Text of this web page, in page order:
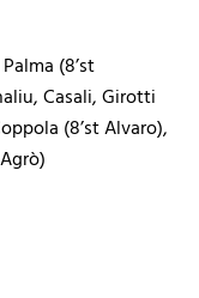
(8’st
Casali, Girotti
(8’st Alvaro),